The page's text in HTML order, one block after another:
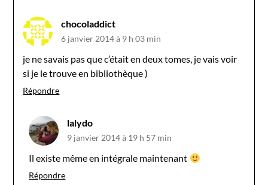
chocoladdict
6 janvier 2014 à 9 h 03 min
je ne savais pas que c’était en deux tomes, je vais voir
si je le trouve en bibliothèque )
Répondre
lalydo
9 janvier 2014 à 19 h 57 min
Il existe même en intégrale maintenant
Répondre